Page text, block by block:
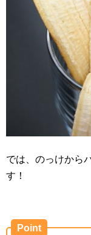
では、のっけから
す！
Point